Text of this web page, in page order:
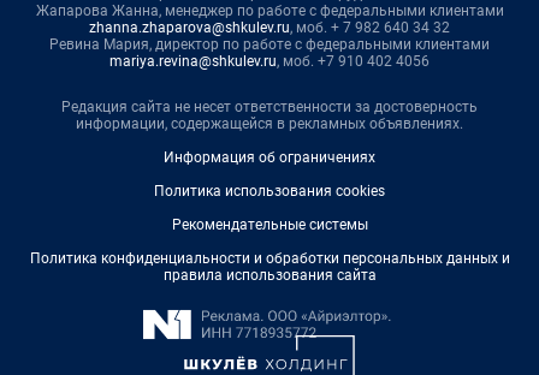
Жапарова Жанна, менеджер по работе с федеральными клиентами
zhanna.zhaparova@shkulev.ru, моб. + 7 982 640 34 32
Ревина Мария, директор по работе с федеральными клиентами
mariya.revina@shkulev.ru, моб. +7 910 402 4056
Редакция сайта не несет ответственности за достоверность
информации, содержащейся в рекламных объявлениях.
Информация об ограничениях
Политика использования cookies
Рекомендательные системы
Политика конфиденциальности и обработки персональных данных и
правила использования сайта